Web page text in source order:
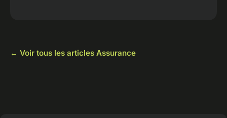
← Voir tous les articles Assurance